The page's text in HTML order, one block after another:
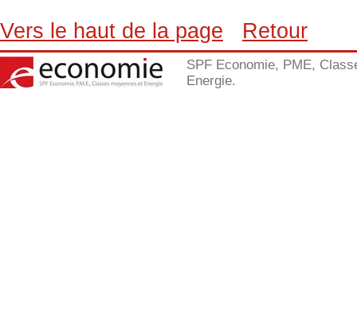
Vers le haut de la page Retour
SPF Economie, PME,
Energie.